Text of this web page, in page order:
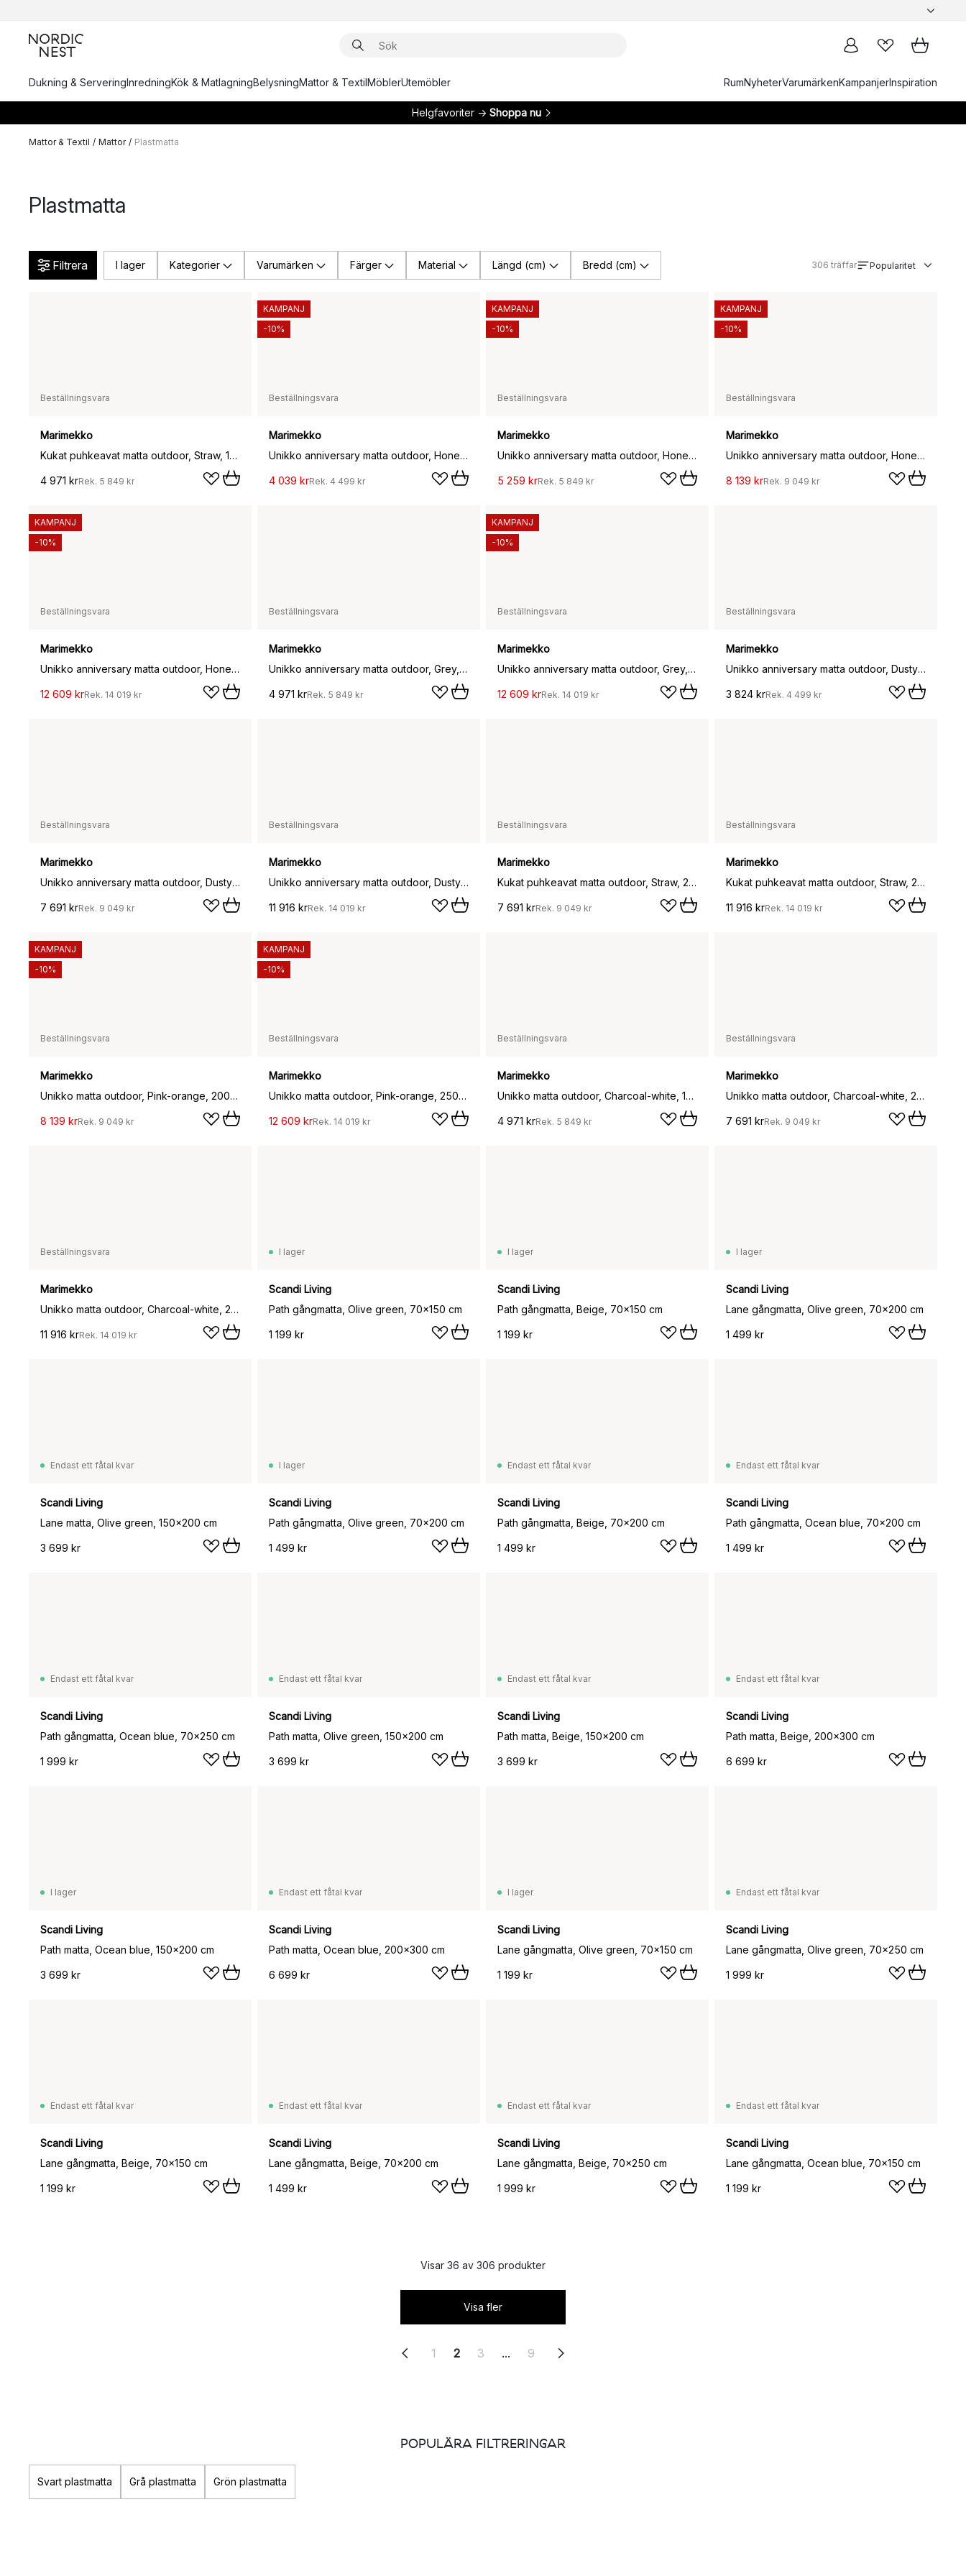
Dukning & ServeringInredningKök & MatlagningBelysningMattor & TextilMöblerUtemöbler RumNyheterVarumärkenKampanjerInspiration
Helgfavoriter → Shoppa nu
Mattor & Textil / Mattor / Plastmatta
Plastmatta
Filtrera I lager Kategorier Varumärken Färger Material Längd (cm) Bredd (cm) 306 träffar Popularitet
Beställningsvara
Marimekko
Kukat puhkeavat matta outdoor, Straw, 160x230 cm
4 971 krRek. 5 849 kr
Beställningsvara
Marimekko
Unikko anniversary matta outdoor, Honey, 140x200 cm
4 039 krRek. 4 499 kr
KAMPANJ
-10%
Beställningsvara
Marimekko
Unikko anniversary matta outdoor, Honey, 160x230 cm
5 259 krRek. 5 849 kr
KAMPANJ
-10%
Beställningsvara
Marimekko
Unikko anniversary matta outdoor, Honey, 200x280 cm
8 139 krRek. 9 049 kr
KAMPANJ
-10%
Beställningsvara
Marimekko
Unikko anniversary matta outdoor, Honey, 250x350 cm
12 609 krRek. 14 019 kr
KAMPANJ
-10%
Beställningsvara
Marimekko
Unikko anniversary matta outdoor, Grey, 160x230 cm
4 971 krRek. 5 849 kr
Beställningsvara
Marimekko
Unikko anniversary matta outdoor, Grey, 250x350 cm
12 609 krRek. 14 019 kr
KAMPANJ
-10%
Beställningsvara
Marimekko
Unikko anniversary matta outdoor, Dusty green, 140x200 cm
3 824 krRek. 4 499 kr
Beställningsvara
Marimekko
Unikko anniversary matta outdoor, Dusty green, 200x280 cm
7 691 krRek. 9 049 kr
Beställningsvara
Marimekko
Unikko anniversary matta outdoor, Dusty green, 250x350 cm
11 916 krRek. 14 019 kr
Beställningsvara
Marimekko
Kukat puhkeavat matta outdoor, Straw, 200x280 cm
7 691 krRek. 9 049 kr
Beställningsvara
Marimekko
Kukat puhkeavat matta outdoor, Straw, 250x350 cm
11 916 krRek. 14 019 kr
Beställningsvara
Marimekko
Unikko matta outdoor, Pink-orange, 200x280 cm
8 139 krRek. 9 049 kr
KAMPANJ
-10%
Beställningsvara
Marimekko
Unikko matta outdoor, Pink-orange, 250x350 cm
12 609 krRek. 14 019 kr
KAMPANJ
-10%
Beställningsvara
Marimekko
Unikko matta outdoor, Charcoal-white, 160x230 cm
4 971 krRek. 5 849 kr
Beställningsvara
Marimekko
Unikko matta outdoor, Charcoal-white, 200x280 cm
7 691 krRek. 9 049 kr
Beställningsvara
Marimekko
Unikko matta outdoor, Charcoal-white, 250x350 cm
11 916 krRek. 14 019 kr
I lager
Scandi Living
Path gångmatta, Olive green, 70x150 cm
1 199 kr
I lager
Scandi Living
Path gångmatta, Beige, 70x150 cm
1 199 kr
I lager
Scandi Living
Lane gångmatta, Olive green, 70x200 cm
1 499 kr
Endast ett fåtal kvar
Scandi Living
Lane matta, Olive green, 150x200 cm
3 699 kr
I lager
Scandi Living
Path gångmatta, Olive green, 70x200 cm
1 499 kr
Endast ett fåtal kvar
Scandi Living
Path gångmatta, Beige, 70x200 cm
1 499 kr
Endast ett fåtal kvar
Scandi Living
Path gångmatta, Ocean blue, 70x200 cm
1 499 kr
Endast ett fåtal kvar
Scandi Living
Path gångmatta, Ocean blue, 70x250 cm
1 999 kr
Endast ett fåtal kvar
Scandi Living
Path matta, Olive green, 150x200 cm
3 699 kr
Endast ett fåtal kvar
Scandi Living
Path matta, Beige, 150x200 cm
3 699 kr
Endast ett fåtal kvar
Scandi Living
Path matta, Beige, 200x300 cm
6 699 kr
I lager
Scandi Living
Path matta, Ocean blue, 150x200 cm
3 699 kr
Endast ett fåtal kvar
Scandi Living
Path matta, Ocean blue, 200x300 cm
6 699 kr
I lager
Scandi Living
Lane gångmatta, Olive green, 70x150 cm
1 199 kr
Endast ett fåtal kvar
Scandi Living
Lane gångmatta, Olive green, 70x250 cm
1 999 kr
Endast ett fåtal kvar
Scandi Living
Lane gångmatta, Beige, 70x150 cm
1 199 kr
Endast ett fåtal kvar
Scandi Living
Lane gångmatta, Beige, 70x200 cm
1 499 kr
Endast ett fåtal kvar
Scandi Living
Lane gångmatta, Beige, 70x250 cm
1 999 kr
Endast ett fåtal kvar
Scandi Living
Lane gångmatta, Ocean blue, 70x150 cm
1 199 kr
Visar 36 av 306 produkter
Visa fler
1 2 3 ... 9
POPULÄRA FILTRERINGAR
Svart plastmatta Grå plastmatta Grön plastmatta